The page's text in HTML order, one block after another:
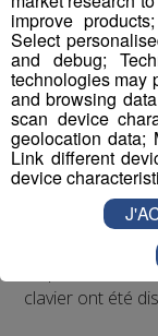
publique
VIH/
l’obésité
Les actions de
Concernant les
Mont Blanc
de posture sur
clavier ont été
improve
Select
and debug;
technologies may
and browsing
scan device
geolocation data;
Link different
device